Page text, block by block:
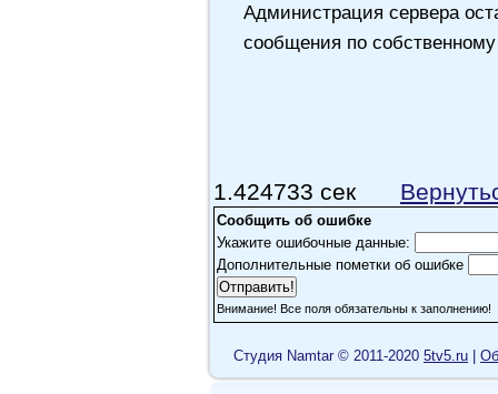
Администрация сервера
сообщения по
1.424733 сек
Сообщить об ошибке
Укажите ошибочные данные:
Дополнительные пометки об ошибке
Внимание! Все поля обязательны к заполнению!
Cтудия Namtar © 2011-2020 5tv5.ru